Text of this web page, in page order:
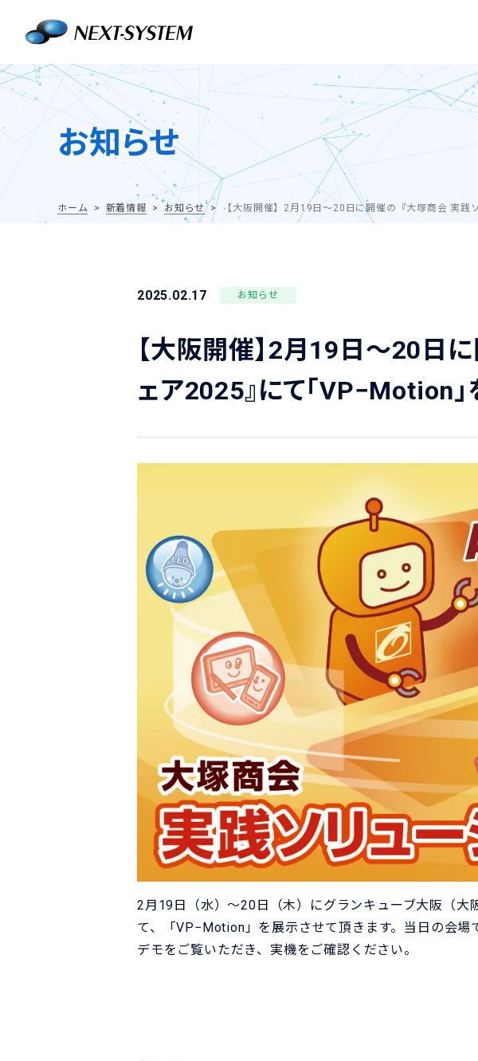
お知らせ
ホーム 新着情報 お知らせ 【大阪開催】2月19日～20日に開催の『大塚商会 実
2025.02.17 お知らせ
【大阪開催】2月19日～20日
ェア2025』にて「VP−Motion」
2月19日（水）～20日（木）にグランキューブ大阪（
て、「VP−Motion」を展示させて頂きます。当日の会
デモをご覧いただき、実機をご確認ください。